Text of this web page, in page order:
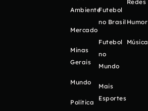
Ambiente
Mercado
Minas
Gerais
Mundo
Política
Futebol
no Brasil
Futebol
no
Mundo
Mais
Esportes
Redes
Humor
Música